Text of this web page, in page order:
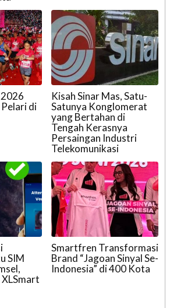
di
Kisah Sinar Mas, Satu-
Satunya Konglomerat
yang Bertahan di
Tengah Kerasnya
Persaingan Industri
Telekomunikasi
SIM
Smartfren Transformasi
Brand “Jagoan Sinyal Se-
Indonesia” di 400 Kota